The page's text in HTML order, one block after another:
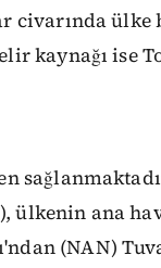
civarında
kaynağı ise
ülkenin ana
(NAN)